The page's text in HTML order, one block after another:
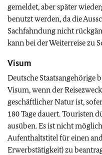
gemeldet, aber später
benutzt werden, da die
Sachfahndung nicht
kann bei der Weiterreise zu
Visum
Deutsche Staatsangehörige
Visum, wenn der
geschäftlicher Natur ist,
180 Tage dauert. Touristen
ausüben. Es ist nicht
Aufenthaltstitel für einen
Erwerbstätigkeit) zu